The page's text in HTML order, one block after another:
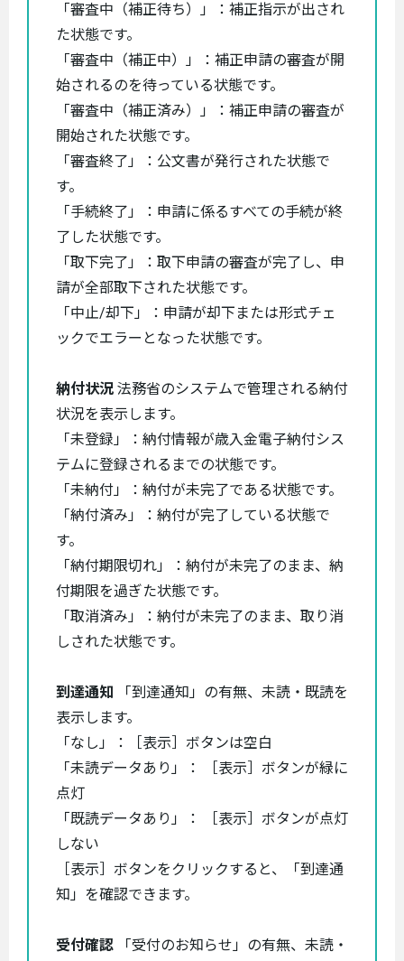
「審査中（補正待ち）」：補正指示が出され
た状態です。
「審査中（補正中）」：補正申請の審査が開
始されるのを待っている状態です。
「審査中（補正済み）」：補正申請の審査が
開始された状態です。
「審査終了」：公文書が発行された状態で
す。
「手続終了」：申請に係るすべての手続が終
了した状態です。
「取下完了」：取下申請の審査が完了し、申
請が全部取下された状態です。
「中止/却下」：申請が却下または形式チェ
ックでエラーとなった状態です。
納付状況 法務省のシステムで管理される納付
状況を表示します。
「未登録」：納付情報が歳入金電子納付シス
テムに登録されるまでの状態です。
「未納付」：納付が未完了である状態です。
「納付済み」：納付が完了している状態で
す。
「納付期限切れ」：納付が未完了のまま、納
付期限を過ぎた状態です。
「取消済み」：納付が未完了のまま、取り消
しされた状態です。
到達通知 「到達通知」の有無、未読・既読を
表示します。
「なし」：［表示］ボタンは空白
「未読データあり」： ［表示］ボタンが緑に
点灯
「既読データあり」： ［表示］ボタンが点灯
しない
［表示］ボタンをクリックすると、「到達通
知」を確認できます。
受付確認 「受付のお知らせ」の有無、未読・